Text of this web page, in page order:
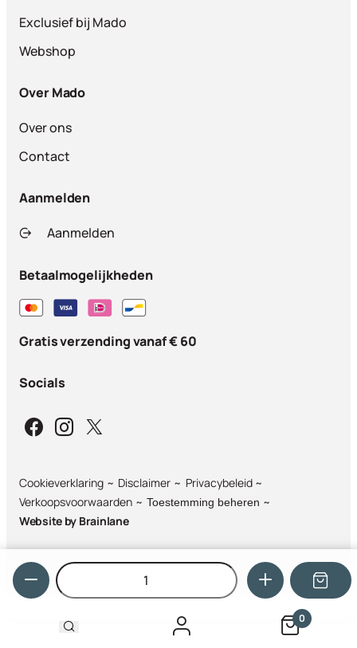
0
Hoeveelheid
Exclusief bij Mado
Webshop
Over Mado
Over ons
Contact
Aanmelden
Aanmelden
Betaalmogelijkheden
Gratis verzending vanaf € 60
Socials
Cookieverklaring Disclaimer
Privacybeleid
Verkoopsvoorwaarden
Toestemming beheren
Website by Brainlane